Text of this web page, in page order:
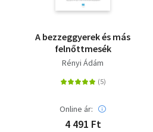
A bezzeggyerek és más
felnőttmesék
Rényi Ádám
Online ár:
4 491 Ft